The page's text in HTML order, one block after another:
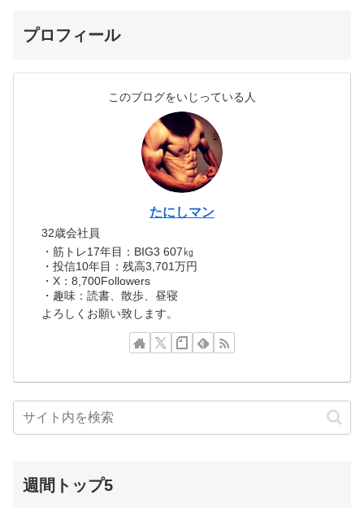
プロフィール
このブログをいじっている人
たにしマン
32歳会社員
・筋トレ17年目：BIG3 607㎏
・投信10年目：残高3,701万円
・X：8,700Followers
・趣味：読書、散歩、昼寝
よろしくお願い致します。
週間トップ5